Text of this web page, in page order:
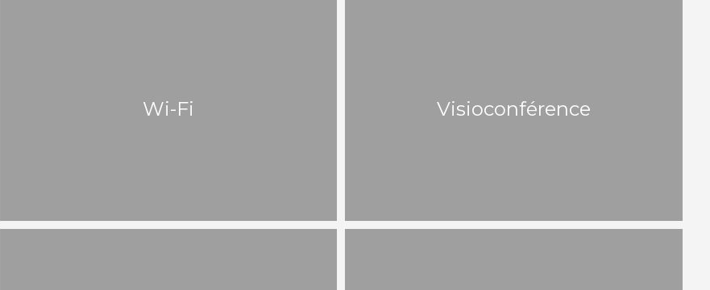
Wi-Fi Visioconférence